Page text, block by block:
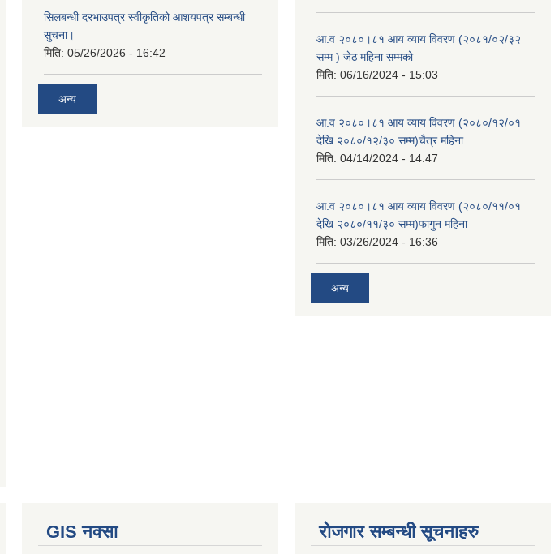
सिलबन्धी दरभाउपत्र स्वीकृतिको आशयपत्र सम्बन्धी
सुचना।
मिति: 05/26/2026 - 16:42
अन्य
आ.व २०८०।८१ आय व्याय विवरण (२०८१/०२/३२
सम्म ) जेठ महिना सम्मको
मिति: 06/16/2024 - 15:03
आ.व २०८०।८१ आय व्याय विवरण (२०८०/१२/०१
देखि २०८०/१२/३० सम्म)चैत्र महिना
मिति: 04/14/2024 - 14:47
आ.व २०८०।८१ आय व्याय विवरण (२०८०/११/०१
देखि २०८०/११/३० सम्म)फागुन महिना
मिति: 03/26/2024 - 16:36
अन्य
GIS नक्सा रोजगार सम्बन्धी सूचनाहरु